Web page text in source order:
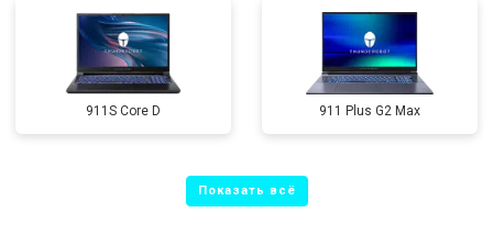
911S Core D 911 Plus G2 Max